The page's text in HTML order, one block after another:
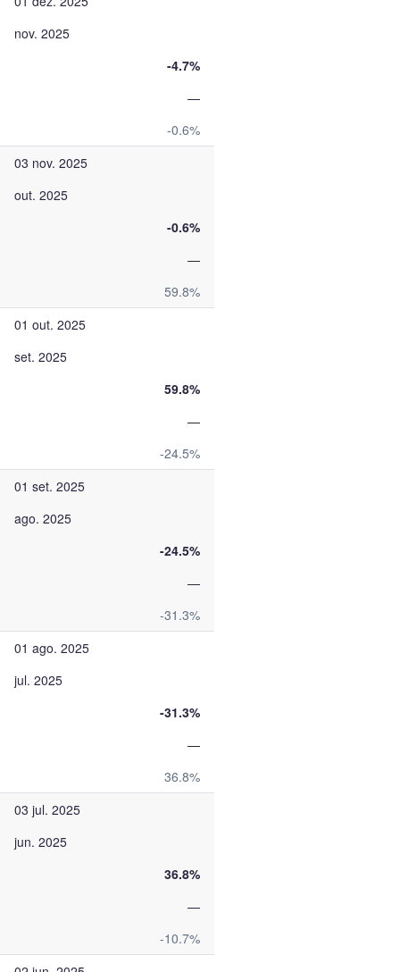
nov. 2025
-4.7%
—
-0.6%
03 nov. 2025
out. 2025
-0.6%
—
59.8%
01 out. 2025
set. 2025
59.8%
—
-24.5%
01 set. 2025
ago. 2025
-24.5%
—
-31.3%
01 ago. 2025
jul. 2025
-31.3%
—
36.8%
03 jul. 2025
jun. 2025
36.8%
—
-10.7%